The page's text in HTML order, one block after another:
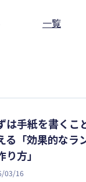
一覧
は手紙を書くこ
る「効果的なラ
り方」
03/16